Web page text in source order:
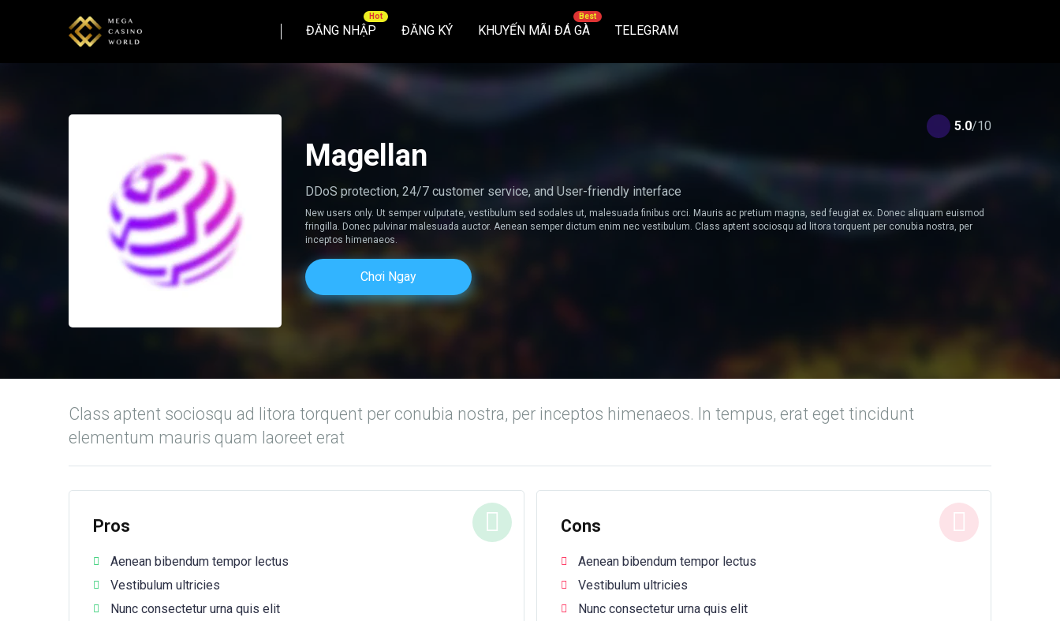
ĐĂNG NHẬP ĐĂNG KÝ KHUYẾN MÃI ĐÁ GÀ TELEGRAM
5.0/10
Magellan
DDoS protection, 24/7 customer service, and User-friendly interface
New users only. Ut semper vulputate, vestibulum sed sodales ut, malesuada finibus orci. Mauris ac pretium magna, sed feugiat ex. Donec aliquam euismod
fringilla. Donec pulvinar malesuada auctor. Aenean semper dictum enim nec vestibulum. Class aptent sociosqu ad litora torquent per conubia nostra, per
inceptos himenaeos.
Chơi Ngay
Class aptent sociosqu ad litora torquent per conubia nostra, per inceptos himenaeos. In tempus, erat eget tincidunt
elementum mauris quam laoreet erat
Pros
Aenean bibendum tempor lectus
Vestibulum ultricies
Nunc consectetur urna quis elit
Cons
Aenean bibendum tempor lectus
Vestibulum ultricies
Nunc consectetur urna quis elit